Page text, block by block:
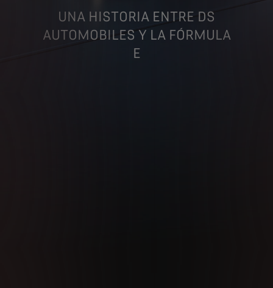
UNA HISTORIA ENTRE DS
AUTOMOBILES Y LA FÓRMULA
E